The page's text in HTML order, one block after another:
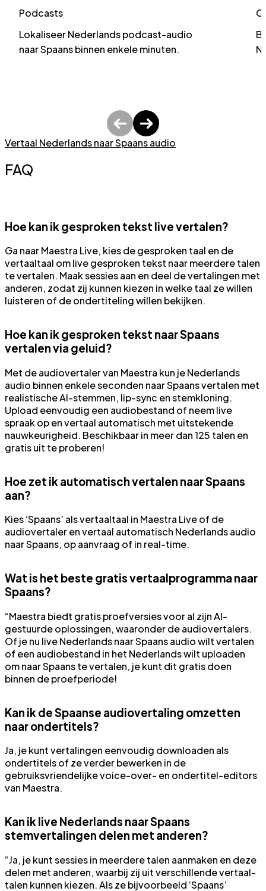
Podcasts
Lokaliseer Nederlands podcast-audio
naar Spaans binnen enkele minuten.
Vertaal Nederlands naar Spaans audio
FAQ
Hoe kan ik gesproken tekst live vertalen?
Ga naar Maestra Live, kies de gesproken taal en de
vertaaltaal om live gesproken tekst naar meerdere talen
te vertalen. Maak sessies aan en deel de vertalingen met
anderen, zodat zij kunnen kiezen in welke taal ze willen
luisteren of de ondertiteling willen bekijken.
Hoe kan ik gesproken tekst naar Spaans
vertalen via geluid?
Met de audiovertaler van Maestra kun je Nederlands
audio binnen enkele seconden naar Spaans vertalen met
realistische AI-stemmen, lip-sync en stemkloning.
Upload eenvoudig een audiobestand of neem live
spraak op en vertaal automatisch met uitstekende
nauwkeurigheid. Beschikbaar in meer dan 125 talen en
gratis uit te proberen!
Hoe zet ik automatisch vertalen naar Spaans
aan?
Kies ‘Spaans’ als vertaaltaal in Maestra Live of de
audiovertaler en vertaal automatisch Nederlands audio
naar Spaans, op aanvraag of in real-time.
Wat is het beste gratis vertaalprogramma naar
Spaans?
“Maestra biedt gratis proefversies voor al zijn AI-
gestuurde oplossingen, waaronder de audiovertalers.
Of je nu live Nederlands naar Spaans audio wilt vertalen
of een audiobestand in het Nederlands wilt uploaden
om naar Spaans te vertalen, je kunt dit gratis doen
binnen de proefperiode!
Kan ik de Spaanse audiovertaling omzetten
naar ondertitels?
Ja, je kunt vertalingen eenvoudig downloaden als
ondertitels of ze verder bewerken in de
gebruiksvriendelijke voice-over- en ondertitel-editors
van Maestra.
Kan ik live Nederlands naar Spaans
stemvertalingen delen met anderen?
“Ja, je kunt sessies in meerdere talen aanmaken en deze
delen met anderen, waarbij zij uit verschillende vertaal­
talen kunnen kiezen. Als ze bijvoorbeeld ‘Spaans’